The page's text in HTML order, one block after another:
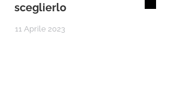
sceglierlo
11 Aprile 2023